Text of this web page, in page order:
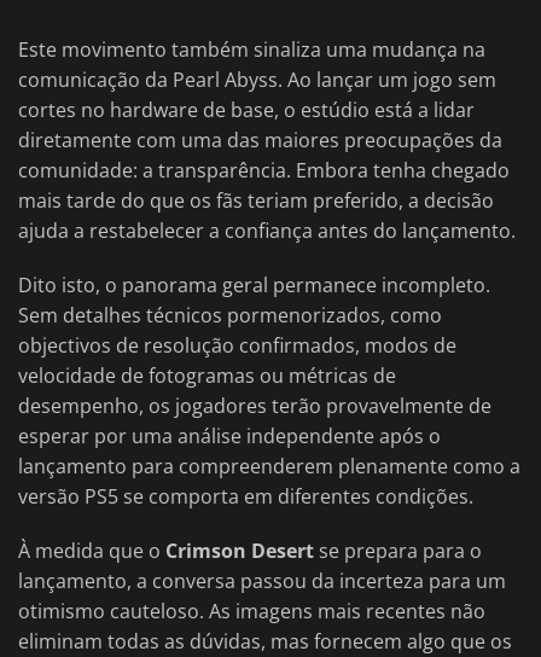
Este movimento também sinaliza uma mudança na
comunicação da Pearl Abyss. Ao lançar um jogo sem
cortes no hardware de base, o estúdio está a lidar
diretamente com uma das maiores preocupações da
comunidade: a transparência. Embora tenha chegado
mais tarde do que os fãs teriam preferido, a decisão
ajuda a restabelecer a confiança antes do lançamento.
Dito isto, o panorama geral permanece incompleto.
Sem detalhes técnicos pormenorizados, como
objectivos de resolução confirmados, modos de
velocidade de fotogramas ou métricas de
desempenho, os jogadores terão provavelmente de
esperar por uma análise independente após o
lançamento para compreenderem plenamente como a
versão PS5 se comporta em diferentes condições.
À medida que o Crimson Desert se prepara para o
lançamento, a conversa passou da incerteza para um
otimismo cauteloso. As imagens mais recentes não
eliminam todas as dúvidas, mas fornecem algo que os